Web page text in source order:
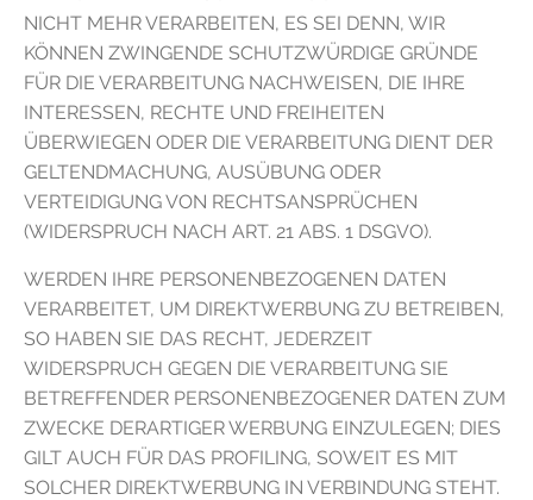
NICHT MEHR VERARBEITEN, ES SEI DENN, WIR
KÖNNEN ZWINGENDE SCHUTZWÜRDIGE GRÜNDE
FÜR DIE VERARBEITUNG NACHWEISEN, DIE IHRE
INTERESSEN, RECHTE UND FREIHEITEN
ÜBERWIEGEN ODER DIE VERARBEITUNG DIENT DER
GELTENDMACHUNG, AUSÜBUNG ODER
VERTEIDIGUNG VON RECHTSANSPRÜCHEN
(WIDERSPRUCH NACH ART. 21 ABS. 1 DSGVO).
WERDEN IHRE PERSONENBEZOGENEN DATEN
VERARBEITET, UM DIREKTWERBUNG ZU BETREIBEN,
SO HABEN SIE DAS RECHT, JEDERZEIT
WIDERSPRUCH GEGEN DIE VERARBEITUNG SIE
BETREFFENDER PERSONENBEZOGENER DATEN ZUM
ZWECKE DERARTIGER WERBUNG EINZULEGEN; DIES
GILT AUCH FÜR DAS PROFILING, SOWEIT ES MIT
SOLCHER DIREKTWERBUNG IN VERBINDUNG STEHT.